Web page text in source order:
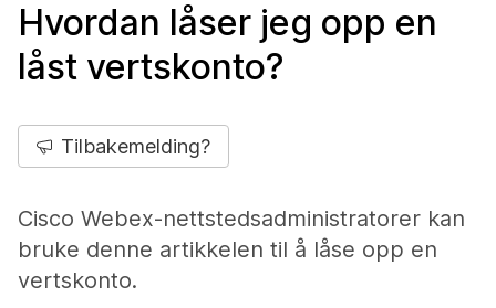
Hvordan låser jeg opp en
låst vertskonto?
Tilbakemelding?
Cisco Webex-nettstedsadministratorer kan
bruke denne artikkelen til å låse opp en
vertskonto.